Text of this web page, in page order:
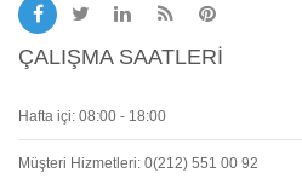
ÇALIŞMA SAATLERI
Hafta içi: 08:00 - 18:00
Müşteri Hizmetleri: 0(212) 551 00 92